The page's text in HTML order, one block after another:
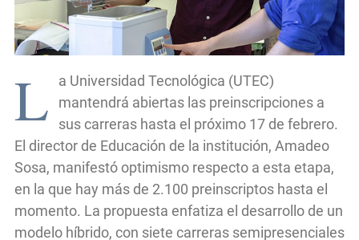
L
a Universidad Tecnológica (UTEC)
mantendrá abiertas las preinscripciones a
sus carreras hasta el próximo 17 de febrero.
El director de Educación de la institución, Amadeo
Sosa, manifestó optimismo respecto a esta etapa,
en la que hay más de 2.100 preinscriptos hasta el
momento. La propuesta enfatiza el desarrollo de un
modelo híbrido, con siete carreras semipresenciales